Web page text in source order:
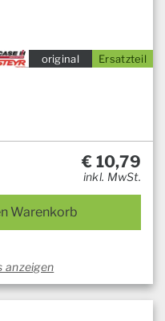
Ersatzteil
original
€ 10,79
inkl. MwSt.
Warenkorb
anzeigen